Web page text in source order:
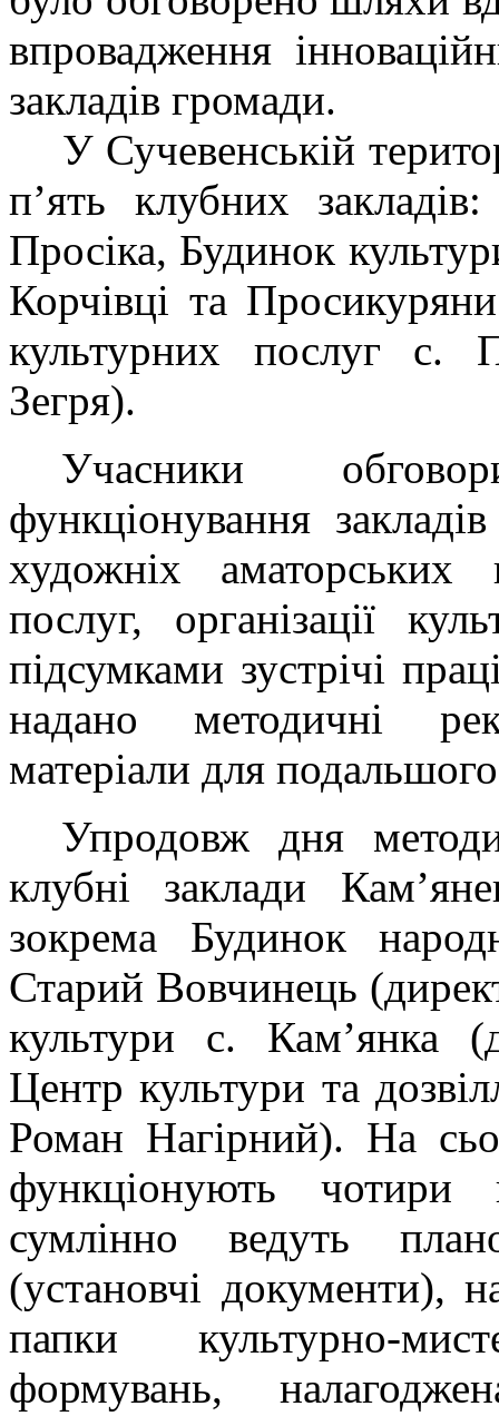
впровадження
закладів громади.
У Сучевенській
п’ять клубних
Просіка, Будинок
Корчівці та
культурних послуг с.
Зегря).
Учасники
функціонування
художніх аматорських
послуг, організації
підсумками зустрічі
надано методичні
матеріали для
Упродовж дня
клубні заклади
зокрема Будинок
Старий Вовчинець
культури с. Кам’янка
Центр культури та
Роман Нагірний). На
функціонують чотири
сумлінно ведуть
(установчі документи),
папки культурно-
формувань,